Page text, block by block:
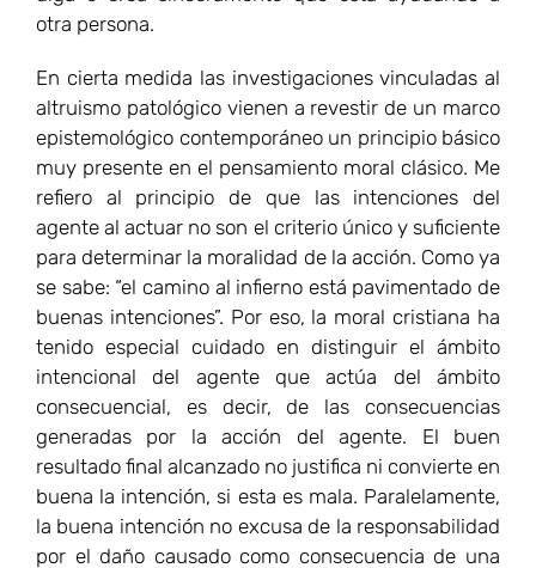
buenas intenciones”. Por eso, la moral cristiana ha
tenido especial cuidado en distinguir el ámbito
intencional del agente que actúa del ámbito
consecuencial, es decir, de las consecuencias
generadas por la acción del agente. El buen
resultado final alcanzado no justifica ni convierte en
buena la intención, si esta es mala. Paralelamente,
la buena intención no excusa de la responsabilidad
por el daño causado como consecuencia de una
acción realizada. De aquí surge, en buena medida,
el análisis moral de los problemas vinculados a
la imprevisión, la negligencia, la ignorancia
vencible o culpable, y demás. Es esta bivalencia
sutil y compleja, muy presente en el análisis de la
acción moral en perspectiva clásica (Uno de los
locus classicus es el “Tratado de los actos
humanos” de Tomás de Aquino en Suma
Teológica, I-II, qq. 6-21. En concreto, las cuestiones
18, 19 y 20 abordan la bondad y malicia de los